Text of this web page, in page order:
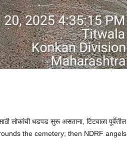
लोकांची धडपड सुरू असताना, टिटवाळा पूर्वेतील
the cemetery; then NDRF angels